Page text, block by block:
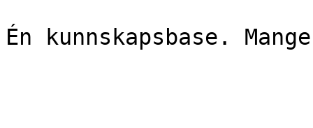
Én kunnskapsbase.